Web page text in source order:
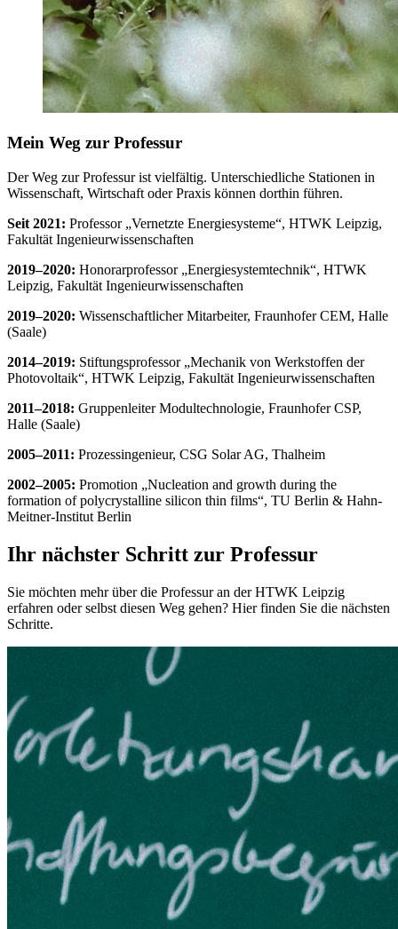
Mein Weg zur Professur
Der Weg zur Professur ist vielfältig. Unterschiedliche Stationen in
Wissenschaft, Wirtschaft oder Praxis können dorthin führen.
Seit 2021: Professor „Vernetzte Energiesysteme“, HTWK Leipzig,
Fakultät Ingenieurwissenschaften
2019–2020: Honorarprofessor „Energiesystemtechnik“, HTWK
Leipzig, Fakultät Ingenieurwissenschaften
2019–2020: Wissenschaftlicher Mitarbeiter, Fraunhofer CEM, Halle
(Saale)
2014–2019: Stiftungsprofessor „Mechanik von Werkstoffen der
Photovoltaik“, HTWK Leipzig, Fakultät Ingenieurwissenschaften
2011–2018: Gruppenleiter Modultechnologie, Fraunhofer CSP,
Halle (Saale)
2005–2011: Prozessingenieur, CSG Solar AG, Thalheim
2002–2005: Promotion „Nucleation and growth during the
formation of polycrystalline silicon thin films“, TU Berlin & Hahn-
Meitner-Institut Berlin
Ihr nächster Schritt zur Professur
Sie möchten mehr über die Professur an der HTWK Leipzig
erfahren oder selbst diesen Weg gehen? Hier finden Sie die nächsten
Schritte.